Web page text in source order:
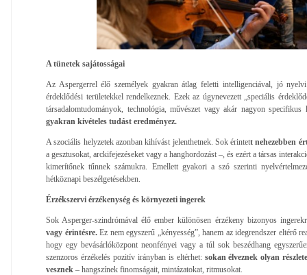
A tünetek sajátosságai
Az Aspergerrel élő személyek gyakran átlag feletti intelligenciával, jó
érdeklődési területekkel rendelkeznek. Ezek az úgynevezett „speciális
társadalomtudományok, technológia, művészet vagy akár nagyon
gyakran kivételes tudást eredményez.
A szociális helyzetek azonban kihívást jelenthetnek. Sok érintett nehezebben
a gesztusokat, arckifejezéseket vagy a hanghordozást –, és ezért a társas
kimerítőnek tűnnek számukra. Emellett gyakori a szó szerinti
hétköznapi beszélgetésekben.
Érzékszervi érzékenység és környezeti ingerek
Sok Asperger-szindrómával élő ember különösen érzékeny bizonyos
vagy érintésre.Ez nem egyszerű „kényesség”, hanem az idegrendszer eltérő
hogy egy bevásárlóközpont neonfényei vagy a túl sok beszédhang
szenzoros érzékelés pozitív irányban is eltérhet: sokan élveznek olyan
vesznek – hangszínek finomságait, mintázatokat, ritmusokat.